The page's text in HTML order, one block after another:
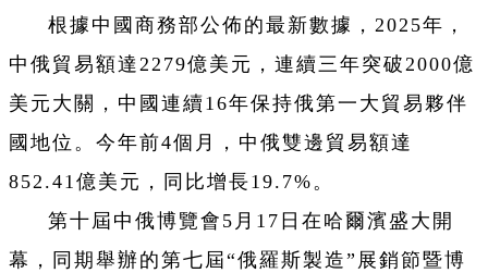
根據中國商務部公佈的最新數據，2025年，
中俄貿易額達2279億美元，連續三年突破2000億
美元大關，中國連續16年保持俄第一大貿易夥伴
國地位。今年前4個月，中俄雙邊貿易額達
852.41億美元，同比增長19.7%。
第十屆中俄博覽會5月17日在哈爾濱盛大開
幕，同期舉辦的第七屆“俄羅斯製造”展銷節暨博